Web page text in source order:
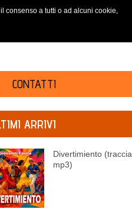
CONTATTI
ARRIVI
Divertimiento (traccia
mp3)
consenso a tutti o ad alcuni cookie,